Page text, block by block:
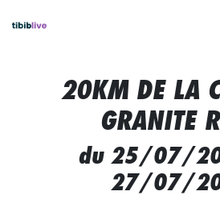
20KM DE LA
GRANITE
du 25/07/
27/07/